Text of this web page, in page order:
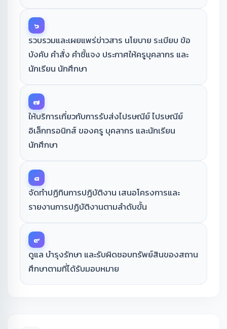
๖
รวบรวมและเผยแพร่ข่าวสาร นโยบาย ระเบียบ ข้อ
บังคับ คำสั่ง คําชี้แจง ประกาศให้ครูบุคลากร และ
นักเรียน นักศึกษา
๗
ให้บริการเกี่ยวกับการรับส่งไปรษณีย์ ไปรษณีย์
อิเล็กทรอนิกส์ ของครู บุคลากร และนักเรียน
นักศึกษา
๘
จัดทำปฏิทินการปฏิบัติงาน เสนอโครงการและ
รายงานการปฏิบัติงานตามลำดับขั้น
๙
ดูแล บำรุงรักษา และรับผิดชอบทรัพย์สินของสถาน
ศึกษาตามที่ได้รับมอบหมาย